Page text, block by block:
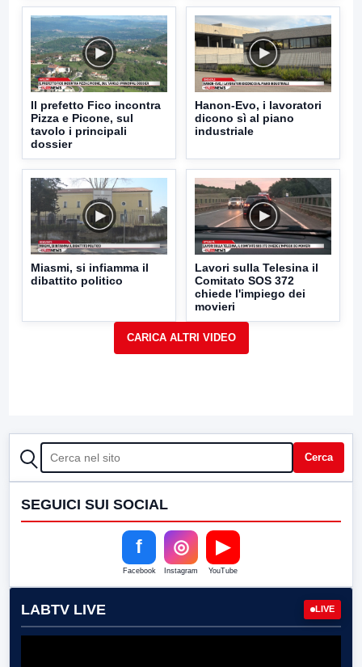
Il prefetto Fico incontra
Pizza e Picone, sul
tavolo i principali
dossier
Hanon-Evo, i lavoratori
dicono sì al piano
industriale
Miasmi, si infiamma il
dibattito politico
Lavori sulla Telesina il
Comitato SOS 372
chiede l'impiego dei
movieri
CERCA Cerca
SEGUICI SUI SOCIAL
f
Facebook
◎
Instagram
▶
YouTube
LABTV LIVE LIVE